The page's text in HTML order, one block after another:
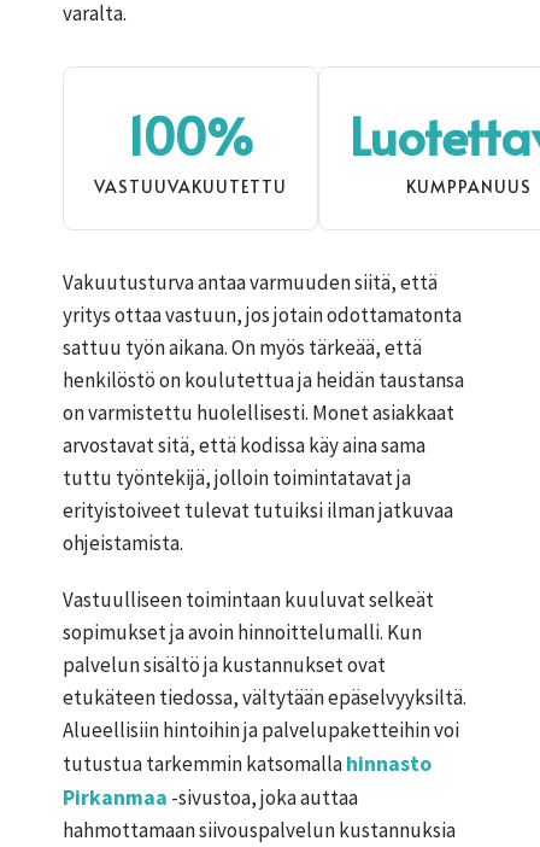
varalta.
100%
VASTUUVAKUUTETTU KUMPPANUUS
Vakuutusturva antaa varmuuden siitä, että
yritys ottaa vastuun, jos jotain odottamatonta
sattuu työn aikana. On myös tärkeää, että
henkilöstö on koulutettua ja heidän taustansa
on varmistettu huolellisesti. Monet asiakkaat
arvostavat sitä, että kodissa käy aina sama
tuttu työntekijä, jolloin toimintatavat ja
erityistoiveet tulevat tutuiksi ilman jatkuvaa
ohjeistamista.
Vastuulliseen toimintaan kuuluvat selkeät
sopimukset ja avoin hinnoittelumalli. Kun
palvelun sisältö ja kustannukset ovat
etukäteen tiedossa, vältytään epäselvyyksiltä.
Alueellisiin hintoihin ja palvelupaketteihin voi
tutustua tarkemmin katsomallahinnasto
Pirkanmaa -sivustoa, joka auttaa
hahmottamaan siivouspalvelun kustannuksia